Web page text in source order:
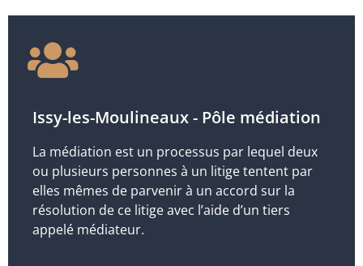
Issy-les-Moulineaux - Pôle médiation
La médiation est un processus par lequel deux
ou plusieurs personnes à un litige tentent par
elles mêmes de parvenir à un accord sur la
résolution de ce litige avec l’aide d’un tiers
appelé médiateur.